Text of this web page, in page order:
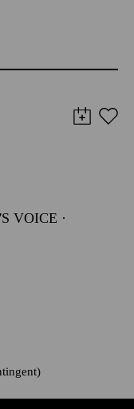
VOICE ·